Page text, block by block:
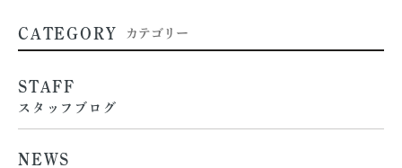
CATEGORY カテゴリー
STAFF
スタッフブログ
NEWS